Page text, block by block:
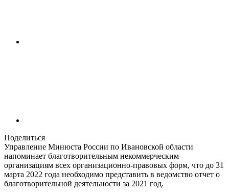
Поделиться
Управление Минюста России по Ивановской области
напоминает благотворительным некоммерческим
организациям всех организационно-правовых форм, что до 31
марта 2022 года необходимо представить в ведомство отчет о
благотворительной деятельности за 2021 год.